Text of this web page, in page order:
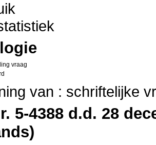
vraag
van : schriftelijke
5-4388 d.d. 28